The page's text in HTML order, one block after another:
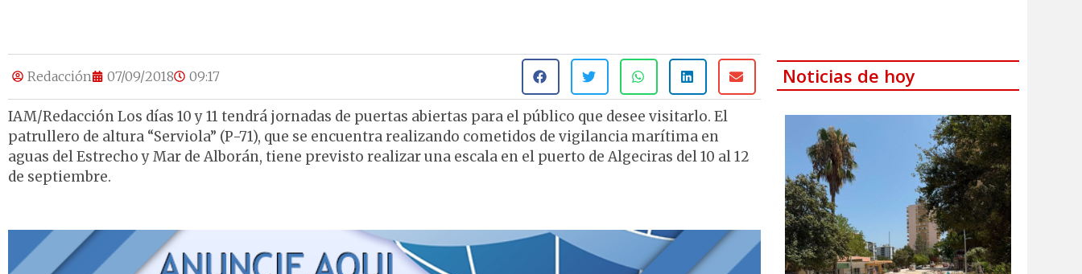
Redacción 07/09/2018 09:17
IAM/Redacción Los días 10 y 11 tendrá jornadas de puertas abiertas para el público que desee visitarlo. El
patrullero de altura “Serviola” (P-71), que se encuentra realizando cometidos de vigilancia marítima en
aguas del Estrecho y Mar de Alborán, tiene previsto realizar una escala en el puerto de Algeciras del 10 al 12
de septiembre.
Noticias de hoy